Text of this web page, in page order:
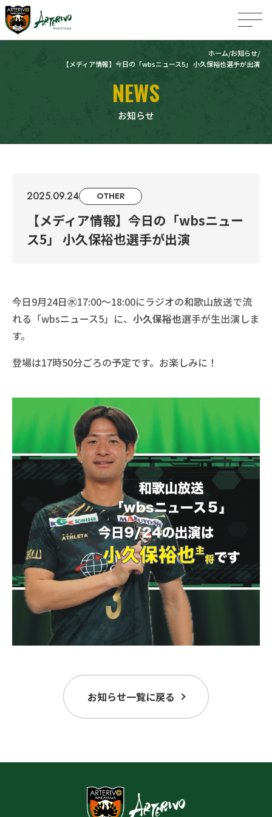
ホーム お知らせ
【メディア情報】今日の「wbsニュース5」 小久保裕也選手が出演
NEWS
お知らせ
2025.09.24 OTHER
【メディア情報】今日の「wbsニュー
ス5」 小久保裕也選手が出演
今日9月24日㊌17:00～18:00にラジオの和歌山放送で流
れる「wbsニュース5」に、 小久保裕也選手が生出演しま
す。
登場は17時50分ごろの予定です。お楽しみに！
お知らせ一覧に戻る